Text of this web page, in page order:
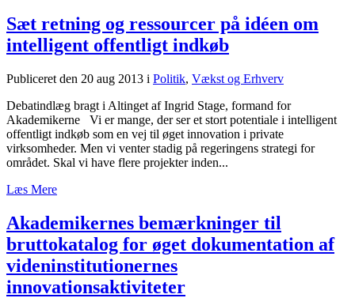
Sæt retning og ressourcer på idéen om
intelligent offentligt indkøb
Publiceret den 20 aug 2013 i Politik, Vækst og Erhverv
Debatindlæg bragt i Altinget af Ingrid Stage, formand for
Akademikerne Vi er mange, der ser et stort potentiale i intelligent
offentligt indkøb som en vej til øget innovation i private
virksomheder. Men vi venter stadig på regeringens strategi for
området. Skal vi have flere projekter inden...
Læs Mere
Akademikernes bemærkninger til
bruttokatalog for øget dokumentation af
videninstitutionernes
innovationsaktiviteter